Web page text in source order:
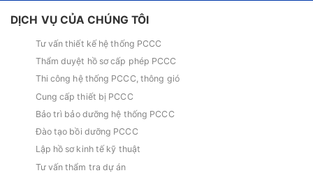
DỊCH VỤ CỦA CHÚNG TÔI
Tư vấn thiết kế hệ thống PCCC
Thẩm duyệt hồ sơ cấp phép PCCC
Thi công hệ thống PCCC, thông gió
Cung cấp thiết bị PCCC
Bảo trì bảo dưỡng hệ thống PCCC
Đào tạo bồi dưỡng PCCC
Lập hồ sơ kinh tế kỹ thuật
Tư vấn thẩm tra dự án